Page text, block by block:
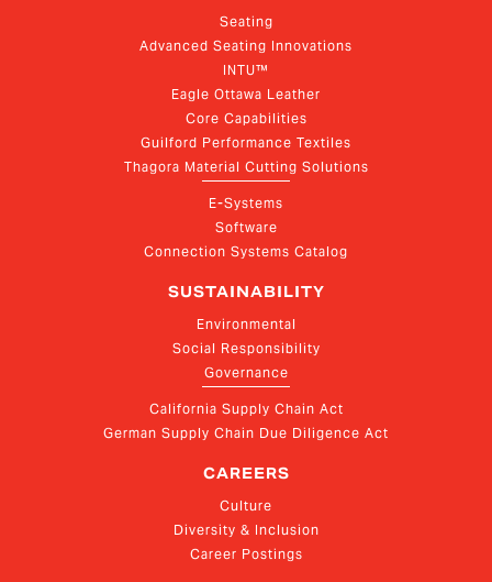
Seating
Advanced Seating Innovations
INTU™
Eagle Ottawa Leather
Core Capabilities
Guilford Performance Textiles
Thagora Material Cutting Solutions
E-Systems
Software
Connection Systems Catalog
SUSTAINABILITY
Environmental
Social Responsibility
Governance
California Supply Chain Act
German Supply Chain Due Diligence Act
CAREERS
Culture
Diversity & Inclusion
Career Postings